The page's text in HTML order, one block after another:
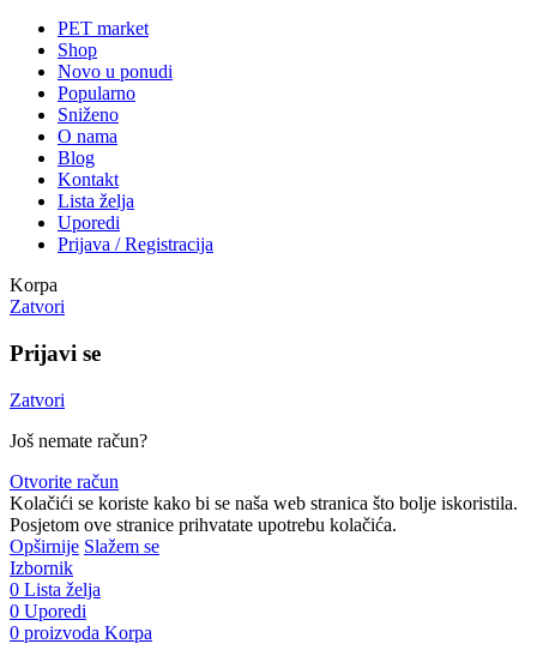
PET market
Shop
Novo u ponudi
Popularno
Sniženo
O nama
Blog
Kontakt
Lista želja
Uporedi
Prijava / Registracija
Korpa
Zatvori
Prijavi se
Zatvori
Još nemate račun?
Otvorite račun
Kolačići se koriste kako bi se naša web stranica što bolje iskoristila.
Posjetom ove stranice prihvatate upotrebu kolačića.
Opširnije Slažem se
Izbornik
0 Lista želja
0 Uporedi
0 proizvoda Korpa